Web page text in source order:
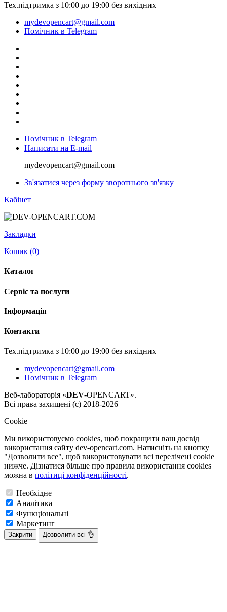
Тех.підтримка з 10:00 до 19:00 без вихідних
mydevopencart@gmail.com
Помічник в Telegram
Помічник в Telegram
Написати на E-mail
mydevopencart@gmail.com
Зв'язатися через форму зворотнього зв'язку
Кабінет
Закладки
Кошик (0)
Каталог
Сервіс та послуги
Інформація
Контакти
Тех.підтримка з 10:00 до 19:00 без вихідних
mydevopencart@gmail.com
Помічник в Telegram
Веб-лабораторія «DEV-OPENCART».
Всі права захищені (с) 2018-2026
Cookie
Ми використовуємо cookies, щоб покращити ваш досвід
використання сайту dev-opencart.com. Натисніть на кнопку
"Дозволити все", щоб використовувати всі перелічені cookie
нижче. Дізнатися більше про правила використання cookies
можна в політиці конфіденційності.
Необхідне
Аналітика
Функціональні
Маркетинг
Закрити Дозволити всі 👌